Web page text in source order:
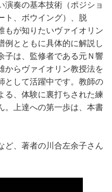
演奏の基本技術（ポジショ
ト、ボウイング）、脱
が知りたいヴァイオリン
例とともに具体的に解説し
子は、監修者である元Ｎ響
からヴァイオリン教授法を
として活躍中です。教師の
る、体験に裏打ちされた練
。上達への第一歩は、本書
ど、著者の川合左余子さん